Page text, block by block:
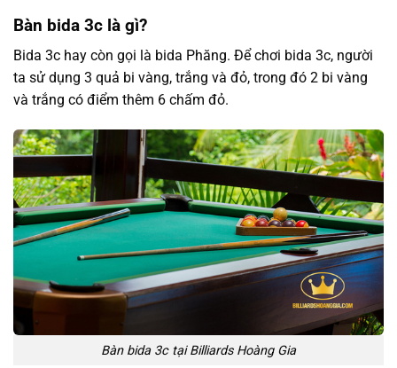
Bàn bida 3c là gì?
Bida 3c hay còn gọi là bida Phăng. Để chơi bida 3c, người
ta sử dụng 3 quả bi vàng, trắng và đỏ, trong đó 2 bi vàng
và trắng có điểm thêm 6 chấm đỏ.
Bàn bida 3c tại Billiards Hoàng Gia